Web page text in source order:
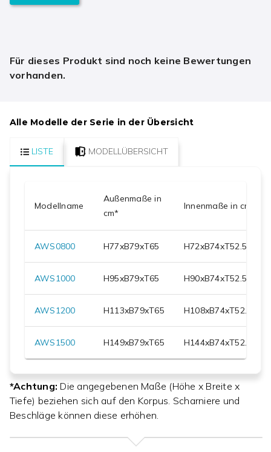
Für dieses Produkt sind noch keine Bewertungen
vorhanden.
Alle Modelle der Serie in der Übersicht
LISTE MODELLÜBERSICHT
Modellname
Außenmaße in
cm*
Innenmaße in cm
AWS0800 H77xB79xT65 H72xB74xT52.5
AWS1000 H95xB79xT65 H90xB74xT52.5
AWS1200 H113xB79xT65 H108xB74xT52.5
AWS1500 H149xB79xT65 H144xB74xT52.5
*Achtung: Die angegebenen Maße (Höhe x Breite x
Tiefe) beziehen sich auf den Korpus. Scharniere und
Beschläge können diese erhöhen.